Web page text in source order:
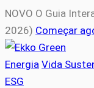
NOVO O Guia
2026) Começar
Energia Vida
ESG